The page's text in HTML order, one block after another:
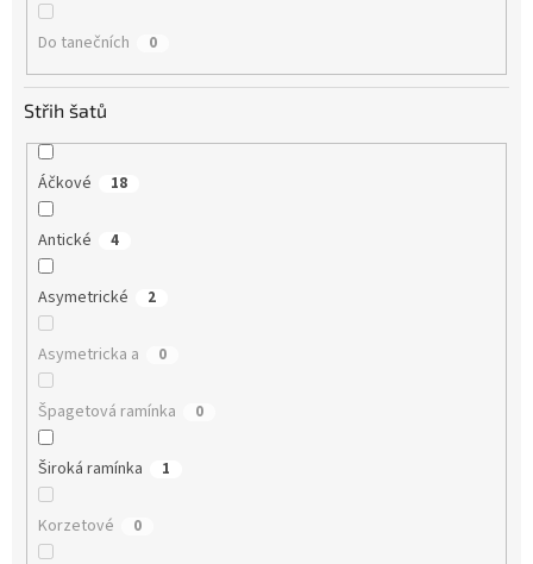
Do tanečních 0
Střih šatů
Áčkové 18
Antické 4
Asymetrické 2
Asymetricka a 0
Špagetová ramínka 0
Široká ramínka 1
Korzetové 0